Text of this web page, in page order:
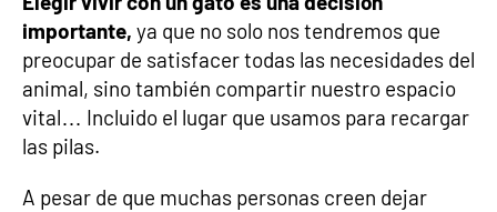
importante, ya que no solo nos tendremos que
preocupar de satisfacer todas las necesidades del
animal, sino también compartir nuestro espacio
vital… Incluido el lugar que usamos para recargar
las pilas.
A pesar de que muchas personas creen dejar